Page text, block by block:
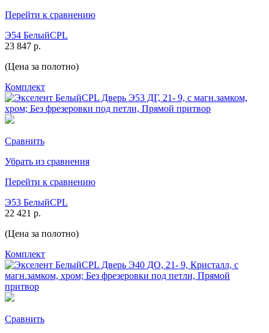
Перейти к сравнению
Э54 БелыйCPL
23 847 р.
(Цена за полотно)
Комплект
Сравнить
Убрать из сравнения
Перейти к сравнению
Э53 БелыйCPL
22 421 р.
(Цена за полотно)
Комплект
Сравнить